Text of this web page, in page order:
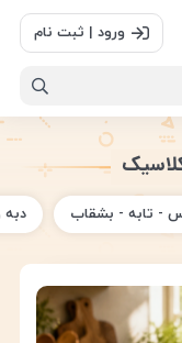
ورود | ثبت نام
- تابه - بشقاب